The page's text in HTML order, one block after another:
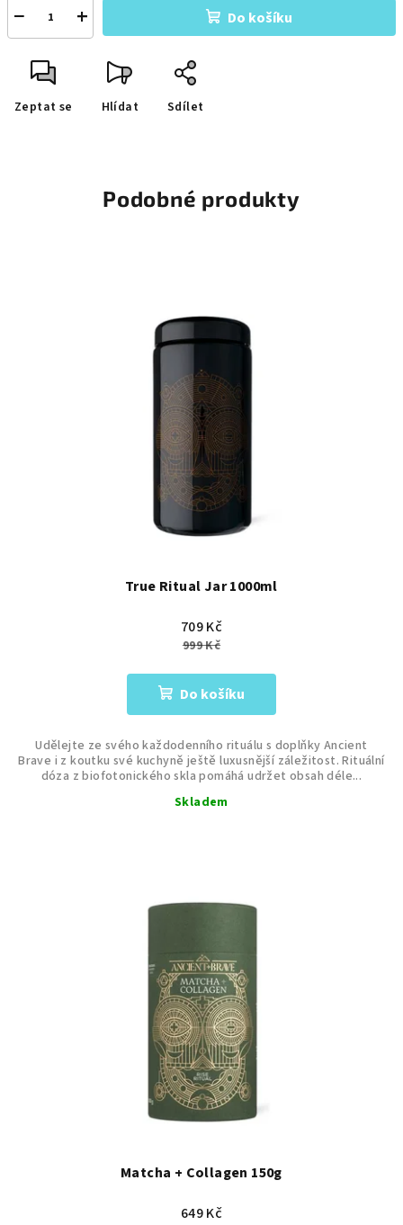
+
− Do košíku
Zeptat se Hlídat Sdílet
Podobné produkty
True Ritual Jar 1000ml
709 Kč
999 Kč
Do košíku
Udělejte ze svého každodenního rituálu s doplňky Ancient
Brave i z koutku své kuchyně ještě luxusnější záležitost. Rituální
dóza z biofotonického skla pomáhá udržet obsah déle...
Skladem
Matcha + Collagen 150g
649 Kč